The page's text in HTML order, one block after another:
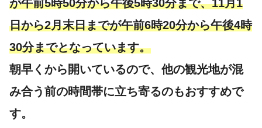
が午前5時50分から午後5時30分まで、11月1
日から2月末日までが午前6時20分から午後4時
30分までとなっています。
朝早くから開いているので、他の観光地が混
み合う前の時間帯に立ち寄るのもおすすめで
す。